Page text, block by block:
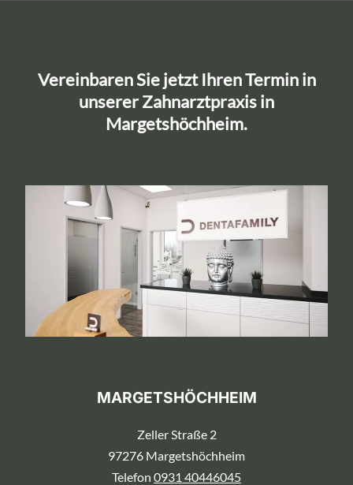
Vereinbaren Sie jetzt Ihren Termin in
unserer Zahnarztpraxis in
Margetshöchheim.
MARGETSHÖCHHEIM
Zeller Straße 2
97276 Margetshöchheim
Telefon 0931 40446045